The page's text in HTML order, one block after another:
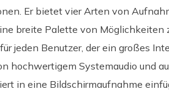
Er bietet vier Arten von
breite Palette von
jeden Benutzer, der ein großes
hochwertigem Systemaudio und
in eine Bildschirmaufnahme